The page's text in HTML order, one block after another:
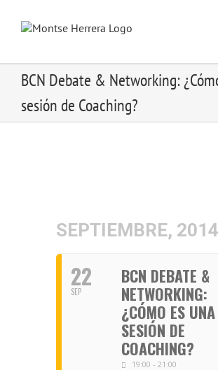
content
BCN Debate & Networking:
sesión de Coaching?
SEPTIEMBRE, 2014
22
SEP
BCN DEBATE &
NETWORKING:
¿CÓMO ES UNA
SESIÓN DE
COACHING?
19:00 - 21:00